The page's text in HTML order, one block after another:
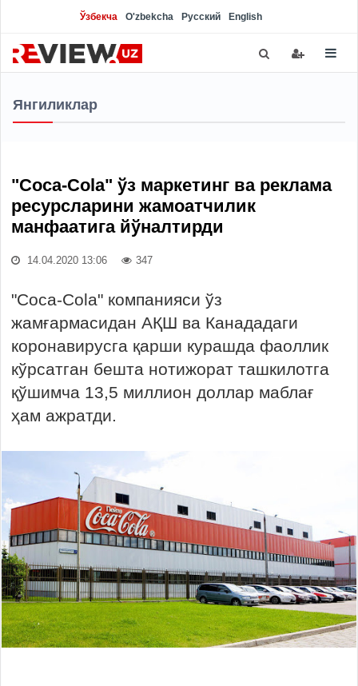
Ўзбекча O'zbekcha Русский English
Янгиликлар
"Cоcа-Cоlа" ўз маркетинг ва реклама
ресурсларини жамоатчилик
манфаатига йўналтирди
14.04.2020 13:06 347
"Cоcа-Cоlа" компанияси ўз
жамғармасидан АҚШ ва Канададаги
коронавирусга қарши курашда фаоллик
кўрсатган бешта нотижорат ташкилотга
қўшимча 13,5 миллион доллар маблағ
ҳам ажратди.